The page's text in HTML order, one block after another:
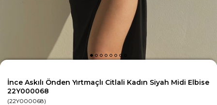
İnce Askılı Önden Yırtmaçlı Citlali Kadın Siyah Midi Elbise
22Y000068
(22Y000068)